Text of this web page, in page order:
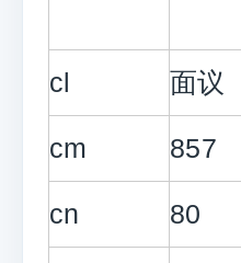
cl 面议
cm 857
cn 80